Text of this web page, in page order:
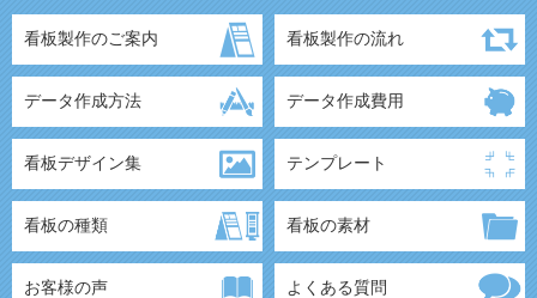
看板製作のご案内 看板製作の流れ
データ作成方法 データ作成費用
看板デザイン集 テンプレート
看板の種類 看板の素材
お客様の声 よくある質問